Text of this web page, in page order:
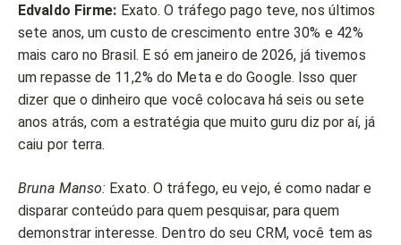
Edvaldo Firme: Exato. O tráfego pago teve, nos últimos
sete anos, um custo de crescimento entre 30% e 42%
mais caro no Brasil. E só em janeiro de 2026, já tivemos
um repasse de 11,2% do Meta e do Google. Isso quer
dizer que o dinheiro que você colocava há seis ou sete
anos atrás, com a estratégia que muito guru diz por aí, já
caiu por terra.
Bruna Manso: Exato. O tráfego, eu vejo, é como nadar e
disparar conteúdo para quem pesquisar, para quem
demonstrar interesse. Dentro do seu CRM, você tem as